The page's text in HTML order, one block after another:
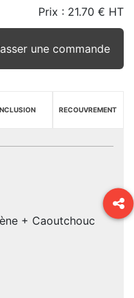
STOCK
Prix : 21.70 € HT
une commande
RECOUVREMENT
+ Caoutchouc